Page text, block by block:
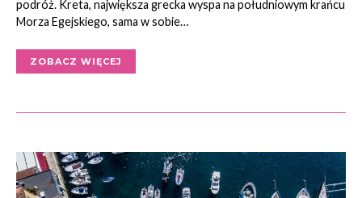
podróż. Kreta, największa grecka wyspa na południowym krańcu
Morza Egejskiego, sama w sobie…
ZOBACZ WIĘCEJ